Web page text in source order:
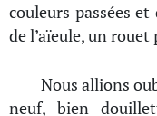
couleurs passées
de l’aïeule, un
Nous allions
neuf, bien